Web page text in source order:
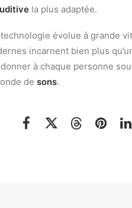
la plus adaptée.
évolue à grande
incarnent bien plus
à chaque personne
de sons.